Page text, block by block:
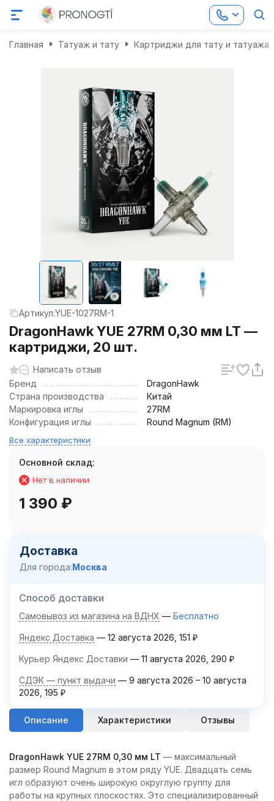
Главная Татуаж и тату Картриджи для тату и татуажа
Артикул:YUE-1027RM-1
DragonHawk YUE 27RM 0,30 мм LT —
картриджи, 20 шт.
Написать отзыв
Бренд
DragonHawk
Страна производства
Китай
Маркировка иглы
27RM
Конфигурация иглы
Round Magnum (RM)
Все характеристики
Основной склад:
Нет в наличии
1 390 ₽
Доставка
Для города:Москва
Способ доставки
Самовывоз из магазина на ВДНХ Бесплатно
Яндекс Доставка 12 августа 2026 151 ₽
Курьер Яндекс Доставки 11 августа 2026 290 ₽
СДЭК — пункт выдачи 9 августа 2026 – 10 августа
2026 195 ₽
Описание Характеристики Отзывы
DragonHawk YUE 27RM 0,30 мм LT — максимальный
размер Round Magnum в этом ряду YUE. Двадцать семь
игл образуют очень широкую округлую группу для
работы на крупных плоскостях. Это специализированный